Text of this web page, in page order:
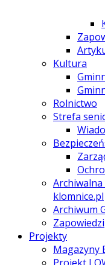
Kultura
Rolnictwo
Strefa
klomnice.pl
Archiwum
Zapowiedzi
Projekty
Magazyny